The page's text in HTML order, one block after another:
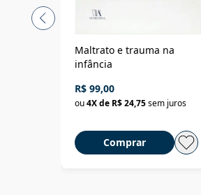
Maltrato e trauma na
infância
R$ 99,00
ou4X de R$ 24,75sem juros
Comprar